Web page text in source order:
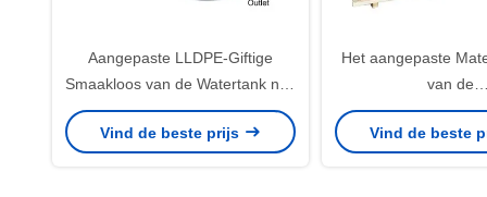
Aangepaste LLDPE-Giftige
Smaakloos van de Watertank niet
met 50000L-Capaciteit
Vind de beste prijs
Het aangepaste
van de
met 1000L/H-
Vind de beste